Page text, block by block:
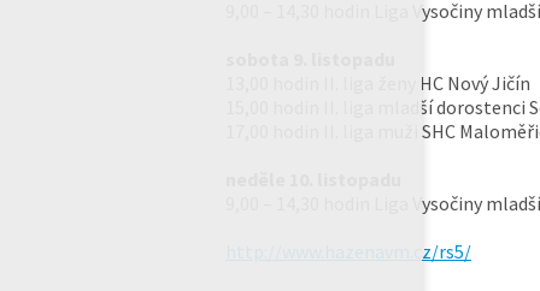
9,00 – 14,30 hodin Liga Vysočiny
13,00 hodin II. liga ženy HC Nový Jičín
15,00 hodin II. liga mladší dorostenci
17,00 hodin II. liga muži SHC
9,00 – 14,30 hodin Liga Vysočiny
http://www.hazenavm.cz/rs5/